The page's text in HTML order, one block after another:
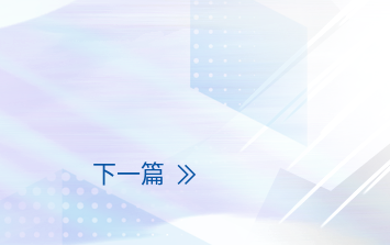
下一篇